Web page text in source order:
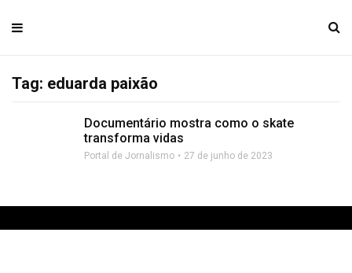
Tag: eduarda paixão
Documentário mostra como o skate
transforma vidas
Portal de Jornalismo 27 de junho de 2023